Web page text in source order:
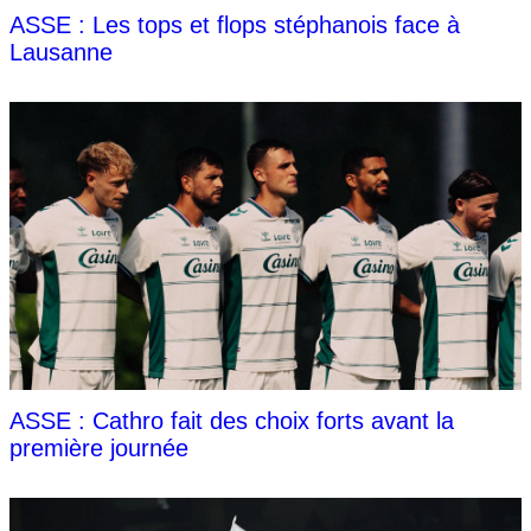
ASSE : Les tops et flops stéphanois face à
Lausanne
ASSE : Cathro fait des choix forts avant la
première journée